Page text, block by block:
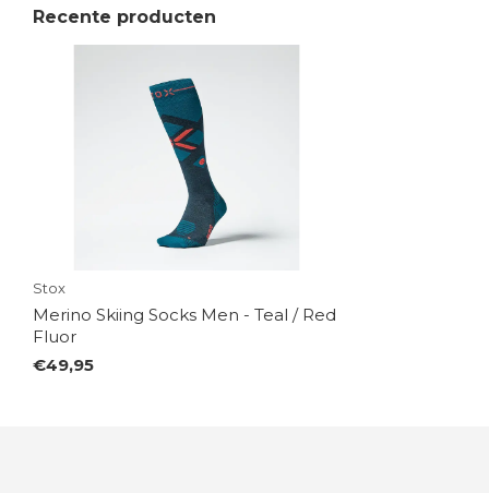
Recente producten
Stox
Merino Skiing Socks Men - Teal / Red
Fluor
€49,95